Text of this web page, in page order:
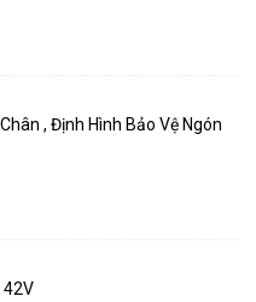
, Định Hình Bảo Vệ Ngón
42V